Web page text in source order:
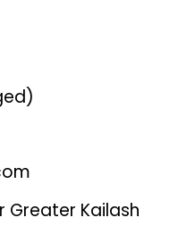
Greater Kailash